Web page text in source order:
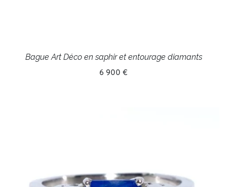
Bague Art Déco en saphir et entourage diamants
6 900 €